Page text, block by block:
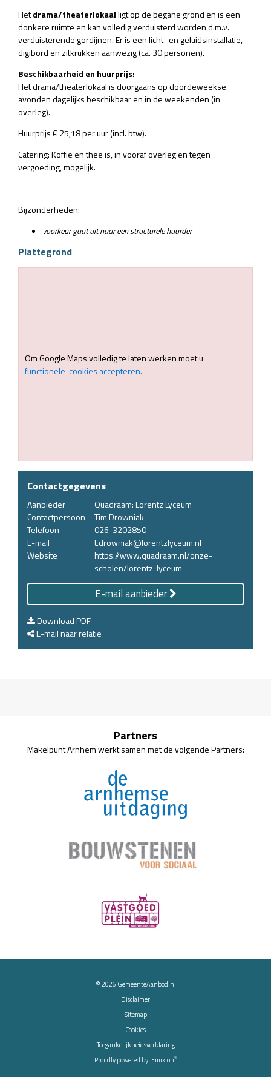
Hetdrama/theaterlokaalligt op de begane grond en is een
donkere ruimte en kan volledig verduisterd worden d.m.v.
verduisterende gordijnen. Er is een licht- en geluidsinstallatie,
digibord en zitkrukken aanwezig (ca. 30 personen).
Beschikbaarheid en huurprijs:
Het drama/theaterlokaal is doorgaans op doordeweekse
avonden dagelijks beschikbaar en in de weekenden (in
overleg).
Huurprijs € 25,18 per uur (incl. btw).
Catering: Koffie en thee is, in vooraf overleg en tegen
vergoeding, mogelijk.
Bijzonderheden:
voorkeur gaat uit naar een structurele huurder
Plattegrond
Om Google Maps volledig te laten werken moet u
functionele-cookies accepteren.
Contactgegevens
Aanbieder
Quadraam: Lorentz Lyceum
Contactpersoon
Tim Drowniak
Telefoon
026-3202850
E-mail
t.drowniak@lorentzlyceum.nl
Website
https://www.quadraam.nl/onze-
scholen/lorentz-lyceum
E-mail aanbieder
Download PDF
E-mail naar relatie
Partners
Makelpunt Arnhem werkt samen met de volgende Partners:
© 2026 GemeenteAanbod.nl
Disclaimer
Sitemap
Cookies
Toegankelijkheidsverklaring
Proudly powered by: Emixion®